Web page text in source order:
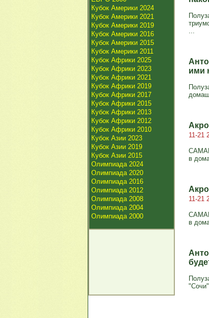
Кубок Америки 2024
Кубок Америки 2021
Кубок Америки 2019
Кубок Америки 2016
Кубок Америки 2015
Кубок Америки 2011
Кубок Африки 2025
Кубок Африки 2023
Кубок Африки 2021
Кубок Африки 2019
Кубок Африки 2017
Кубок Африки 2015
Кубок Африки 2013
Кубок Африки 2012
Кубок Африки 2010
Кубок Азии 2023
Кубок Азии 2019
Кубок Азии 2015
Олимпиада 2024
Олимпиада 2020
Олимпиада 2016
Олимпиада 2012
Олимпиада 2008
Олимпиада 2004
Олимпиада 2000
...
ими
11-21
в
11-21
в